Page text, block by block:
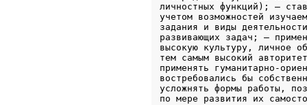
личностных функций); –
учетом возможностей
задания и виды
развивающих задач; –
высокую культуру, личное
тем самым высокий
применять гуманитарно-
востребовались бы
усложнять формы работы,
по мере развития их